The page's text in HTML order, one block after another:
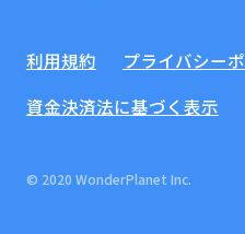
利用規約 プライバシー
資金決済法に基づく表示
© 2020 WonderPlanet Inc.